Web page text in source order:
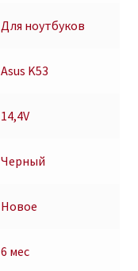
Для ноутбуков
Asus K53
14,4V
Черный
Новое
6 мес